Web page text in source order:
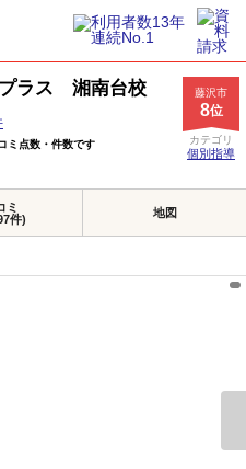
ラス 湘南台校
ミ点数・件数です
藤沢市
8位
カテゴリ
個別指導
ミ
件)
地図